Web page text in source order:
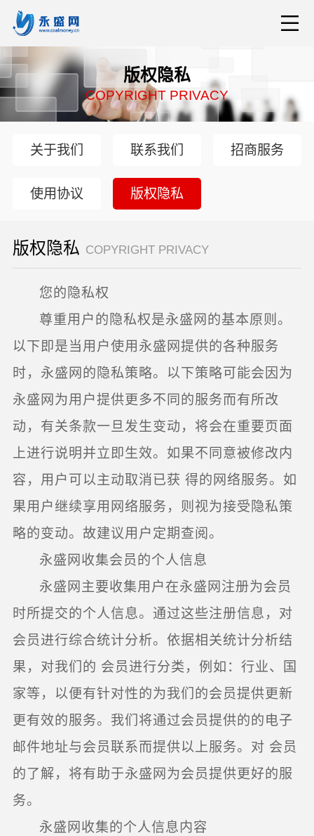
版权隐私
COPYRIGHT PRIVACY
关于我们 联系我们 招商服务
使用协议 版权隐私
版权隐私 COPYRIGHT PRIVACY
您的隐私权
尊重用户的隐私权是永盛网的基本原则。
以下即是当用户使用永盛网提供的各种服务
时，永盛网的隐私策略。以下策略可能会因为
永盛网为用户提供更多不同的服务而有所改
动，有关条款一旦发生变动，将会在重要页面
上进行说明并立即生效。如果不同意被修改内
容，用户可以主动取消已获 得的网络服务。如
果用户继续享用网络服务，则视为接受隐私策
略的变动。故建议用户定期查阅。
永盛网收集会员的个人信息
永盛网主要收集用户在永盛网注册为会员
时所提交的个人信息。通过这些注册信息，对
会员进行综合统计分析。依据相关统计分析结
果，对我们的 会员进行分类，例如：行业、国
家等，以便有针对性的为我们的会员提供更新
更有效的服务。我们将通过会员提供的的电子
邮件地址与会员联系而提供以上服务。对 会员
的了解，将有助于永盛网为会员提供更好的服
务。
永盛网收集的个人信息内容